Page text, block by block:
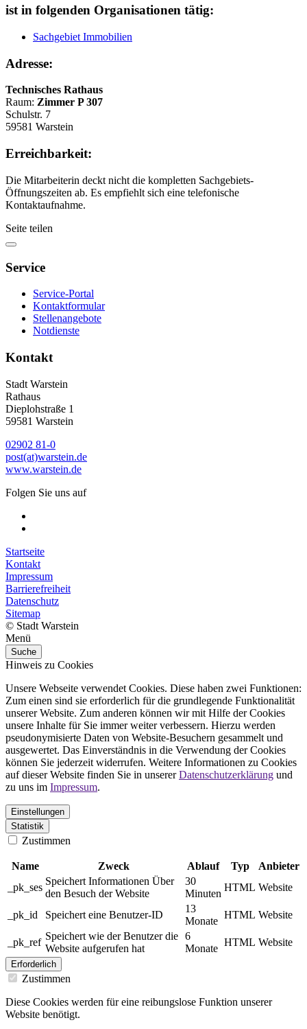
ist in folgenden Organisationen tätig:
Sachgebiet Immobilien
Adresse:
Technisches Rathaus
Raum: Zimmer P 307
Schulstr. 7
59581 Warstein
Erreichbarkeit:
Die Mitarbeiterin deckt nicht die kompletten Sachgebiets-
Öffnungszeiten ab. Es empfiehlt sich eine telefonische
Kontaktaufnahme.
Seite teilen
Service
Service-Portal
Kontaktformular
Stellenangebote
Notdienste
Kontakt
Stadt Warstein
Rathaus
Dieplohstraße 1
59581 Warstein
02902 81-0
post(at)warstein.de
www.warstein.de
Folgen Sie uns auf
Startseite
Kontakt
Impressum
Barrierefreiheit
Datenschutz
Sitemap
© Stadt Warstein
Menü
Suche
Hinweis zu Cookies
Unsere Webseite verwendet Cookies. Diese haben zwei Funktionen:
Zum einen sind sie erforderlich für die grundlegende Funktionalität
unserer Website. Zum anderen können wir mit Hilfe der Cookies
unsere Inhalte für Sie immer weiter verbessern. Hierzu werden
pseudonymisierte Daten von Website-Besuchern gesammelt und
ausgewertet. Das Einverständnis in die Verwendung der Cookies
können Sie jederzeit widerrufen. Weitere Informationen zu Cookies
auf dieser Website finden Sie in unsererDatenschutzerklärung und
zu uns im Impressum.
Einstellungen
Statistik
Zustimmen
Name Zweck Ablauf Typ
Anbieter
_pk_ses
Speichert Informationen Über
den Besuch der Website
30
Minuten
HTML Website
_pk_id Speichert eine Benutzer-ID
13
Monate
HTML Website
_pk_ref
Speichert wie der Benutzer die
Website aufgerufen hat
6
Monate
HTML Website
Erforderlich
Zustimmen
Diese Cookies werden für eine reibungslose Funktion unserer
Website benötigt.